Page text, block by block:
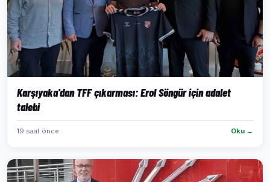
Karşıyaka'dan TFF çıkarması: Erol Söngür için adalet
talebi
19 saat önce Oku →